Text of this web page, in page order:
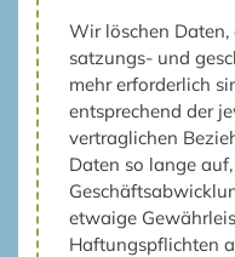
Wir löschen
satzungs- und
mehr erforderlich
entsprechend der
vertraglichen
Daten so lange
etwaige
Haftungspflichten